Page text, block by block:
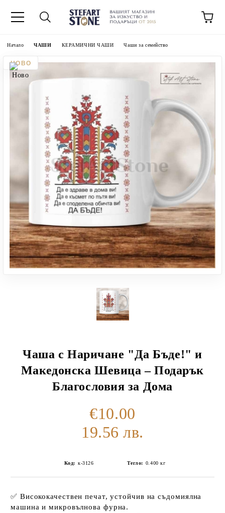
Начало ЧАШИ КЕРАМИЧНИ ЧАШИ Чаши за семейство
Чаша с Наричане "Да Бъде!" и
Македонска Шевица – Подарък
Благословия за Дома
€10.00
19.56 лв.
Код: к-3126 Тегло: 0.400 кг
✅ Висококачествен печат, устойчив насъдомиялна
машина и микровълнова фурна.